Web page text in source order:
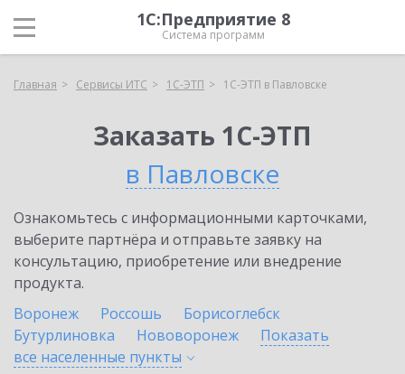
1С:Предприятие 8
Система программ
Главная Сервисы ИТС 1С-ЭТП 1С-ЭТП в Павловске
Заказать 1С-ЭТП
в Павловске
Ознакомьтесь с информационными карточками,
выберите партнёра и отправьте заявку на
консультацию, приобретение или внедрение
продукта.
Воронеж
Россошь
Борисоглебск
Бутурлиновка
Нововоронеж
Показать
все населенные пункты